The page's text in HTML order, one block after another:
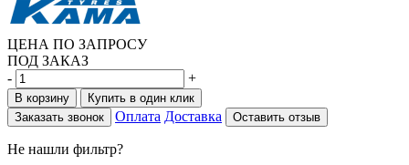
ЦЕНА ПО ЗАПРОСУ
ПОД ЗАКАЗ
-
+
В корзину
Купить в один клик
Заказать звонок
Оплата Доставка Оставить отзыв
Не нашли фильтр?